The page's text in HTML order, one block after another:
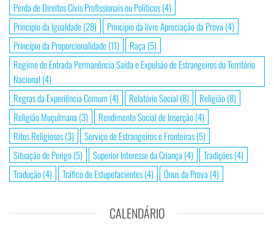
Perda de Direitos Civis Profissionais ou Políticos(4)
Princípio da Igualdade(28) Princípio da livre Apreciação da Prova (4)
Princípio da Proporcionalidade(11) Raça (5)
Regime de Entrada Permanência Saída e Expulsão de Estrangeiros do Território
Nacional (4)
Regras da Experiência Comum (4) Relatório Social (8) Religião(8)
Religião Muçulmana (3) Rendimento Social de Inserção(4)
Ritos Religiosos(3) Serviço de Estrangeiros e Fronteiras(5)
Situação de Perigo(5) Superior Interesse da Criança (4) Tradições(4)
Tradução(4) Tráfico de Estupefacientes(4) Ónus da Prova (4)
CALENDÁRIO